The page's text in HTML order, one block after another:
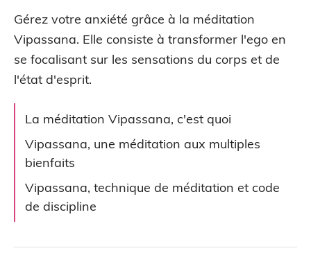
Gérez votre anxiété grâce à la méditation
Vipassana. Elle consiste à transformer l'ego en
se focalisant sur les sensations du corps et de
l'état d'esprit.
La méditation Vipassana, c'est quoi
Vipassana, une méditation aux multiples
bienfaits
Vipassana, technique de méditation et code
de discipline